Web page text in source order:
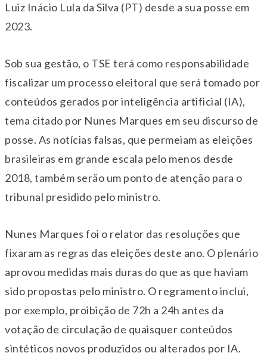
Luiz Inácio Lula da Silva (PT) desde a sua posse em
2023.
Sob sua gestão, o TSE terá como responsabilidade
fiscalizar um processo eleitoral que será tomado por
conteúdos gerados por inteligência artificial (IA),
tema citado por Nunes Marques em seu discurso de
posse. As notícias falsas, que permeiam as eleições
brasileiras em grande escala pelo menos desde
2018, também serão um ponto de atenção para o
tribunal presidido pelo ministro.
Nunes Marques foi o relator das resoluções que
fixaram as regras das eleições deste ano. O plenário
aprovou medidas mais duras do que as que haviam
sido propostas pelo ministro. O regramento inclui,
por exemplo, proibição de 72h a 24h antes da
votação de circulação de quaisquer conteúdos
sintéticos novos produzidos ou alterados por IA.